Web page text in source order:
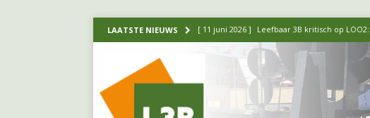
LAATSTE NIEUWS [ 11 juni 2026 ] Leefbaar 3B kritisch op
[ 20 mei 2026 ] Leefbaar 3B ondersteunt
luchtalarm niet af! FRACTIE